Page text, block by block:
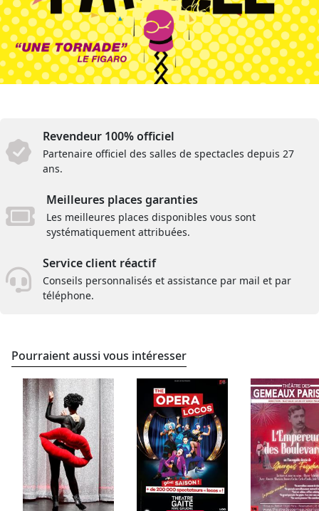
Revendeur 100% officiel
Partenaire officiel des salles de spectacles depuis 27
ans.
Meilleures places garanties
Les meilleures places disponibles vous sont
systématiquement attribuées.
Service client réactif
Conseils personnalisés et assistance par mail et par
téléphone.
Pourraient aussi vous intéresser